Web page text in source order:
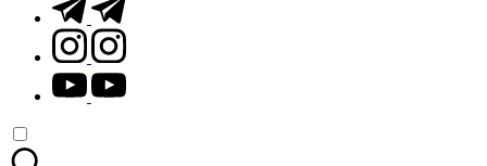
instagram.com
youtube.com